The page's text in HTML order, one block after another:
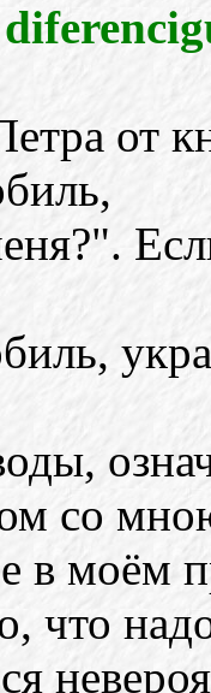
от
со
в моём
что